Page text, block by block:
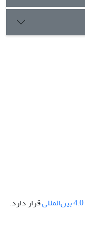
قرار دارد.